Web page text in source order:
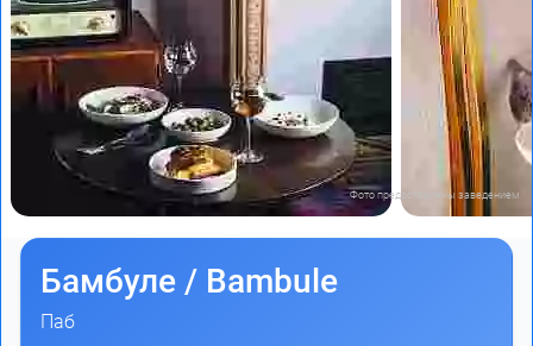
Фото предоставлены заведением
Бамбуле / Bambule
Паб